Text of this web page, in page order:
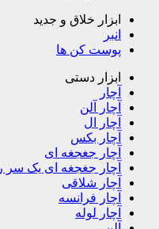
ابزار خلاق و جدید
انبر
پوست کن ها
ابزار دستی
آچار
آچار آلن
آچار ال
آچار بکس
آچار جغجغه ای
آچار جغجغه ای یک سر
آچار شلاقی
آچار فرانسه
آچار لوله